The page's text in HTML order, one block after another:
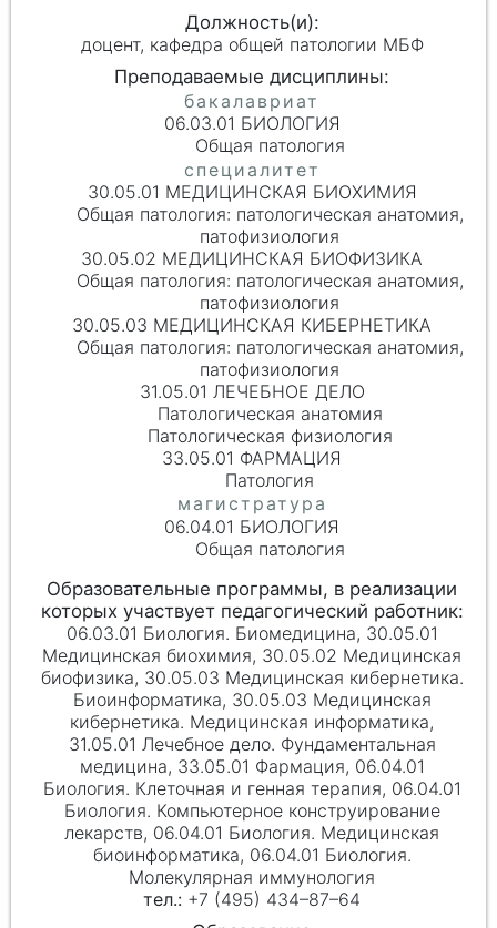
доцент, кафедра общей патологии МБФ
06.03.01 БИОЛОГИЯ
Общая патология
30.05.01 МЕДИЦИНСКАЯ БИОХИМИЯ
Общая патология: патологическая анатомия,
патофизиология
30.05.02 МЕДИЦИНСКАЯ БИОФИЗИКА
Общая патология: патологическая анатомия,
патофизиология
30.05.03 МЕДИЦИНСКАЯ КИБЕРНЕТИКА
Общая патология: патологическая анатомия,
патофизиология
31.05.01 ЛЕЧЕБНОЕ ДЕЛО
Патологическая анатомия
Патологическая физиология
33.05.01 ФАРМАЦИЯ
Патология
06.04.01 БИОЛОГИЯ
Общая патология
06.03.01 Биология. Биомедицина, 30.05.01
Медицинская биохимия, 30.05.02 Медицинская
биофизика, 30.05.03 Медицинская кибернетика.
Биоинформатика, 30.05.03 Медицинская
кибернетика. Медицинская информатика,
31.05.01 Лечебное дело. Фундаментальная
медицина, 33.05.01 Фармация, 06.04.01
Биология. Клеточная и генная терапия, 06.04.01
Биология. Компьютерное конструирование
лекарств, 06.04.01 Биология. Медицинская
биоинформатика, 06.04.01 Биология.
Молекулярная иммунология
+7 (495) 434–87–64